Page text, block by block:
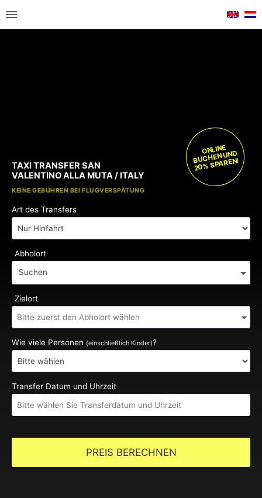
KOSTENLOSE KINDERSITZE
KEINE GEBÜHREN BEI FLUGVERSPÄTUNG
TAXI TRANSFER SAN
VALENTINO ALLA MUTA / ITALY
ONLINE
BUCHEN UND
20% SPAREN!
Art des Transfers
Abholort
Suchen
Zielort
Wie viele Personen (einschließlich Kinder)?
Transfer Datum und Uhrzeit
PREIS BERECHNEN